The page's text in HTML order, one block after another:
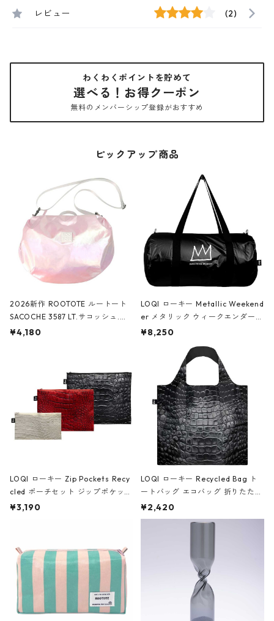
レビュー (2)
わくわくポイントを貯めて
選べる！お得クーポン
無料のメンバーシップ登録がおすすめ
ピックアップ商品
2026新作 ROOTOTE ルートート
SACOCHE 3587 LT.サコッシュ.ル
ミエ-B ショルダーバッグ グロスピ
¥4,180
LOQI ローキー Metallic Weekend
er メタリック ウィークエンダー
ボストンバッグ ショルダーバッグ
Black ジャン=ミッシェル・バスキ
ア/クラウン ブラック
¥8,250
LOQI ローキー Zip Pockets Recy
cled ポーチセット ジップポケット
ファスナーポーチ 撥水加工 トラベ
ーガンディー、オフホワイト
¥3,190
LOQI ローキー Recycled Bag ト
ートバッグ エコバッグ 折りたたみ
大きめ 撥水加工 収納ポーチ CRO
CODILE/Black クロコダイル/ブラ
¥2,420